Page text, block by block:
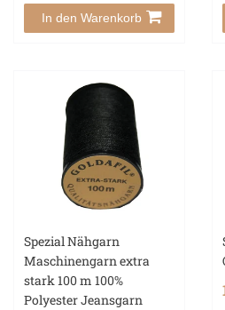
In den Warenkorb
Spezial Nähgarn
Maschinengarn extra
stark 100 m 100%
Polyester Jeansgarn